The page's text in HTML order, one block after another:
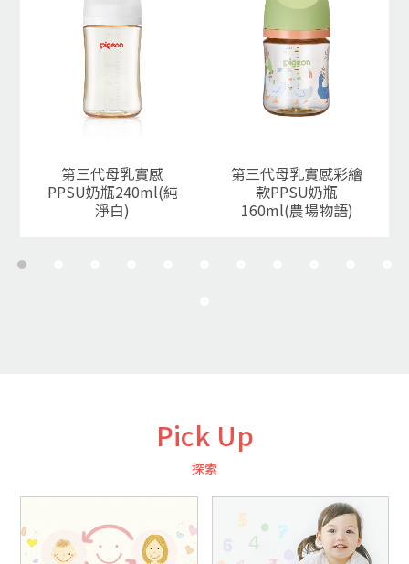
第三代母乳實感
PPSU奶瓶240ml(純
淨白)
第三代母乳實感彩繪
款PPSU奶瓶
160ml(農場物語)
Pick Up
探索